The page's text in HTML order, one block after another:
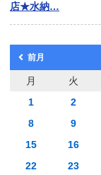
店★水納…
前月
月 火
1
2
8
9
15
16
22
23